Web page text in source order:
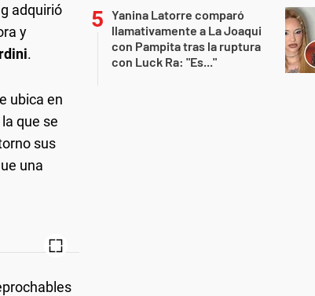
adquirió
y
.
ubica en
que se
sus
una
Yanina Latorre comparó
llamativamente a La Joaqui
con Pampita tras la ruptura
con Luck Ra: "Es..."